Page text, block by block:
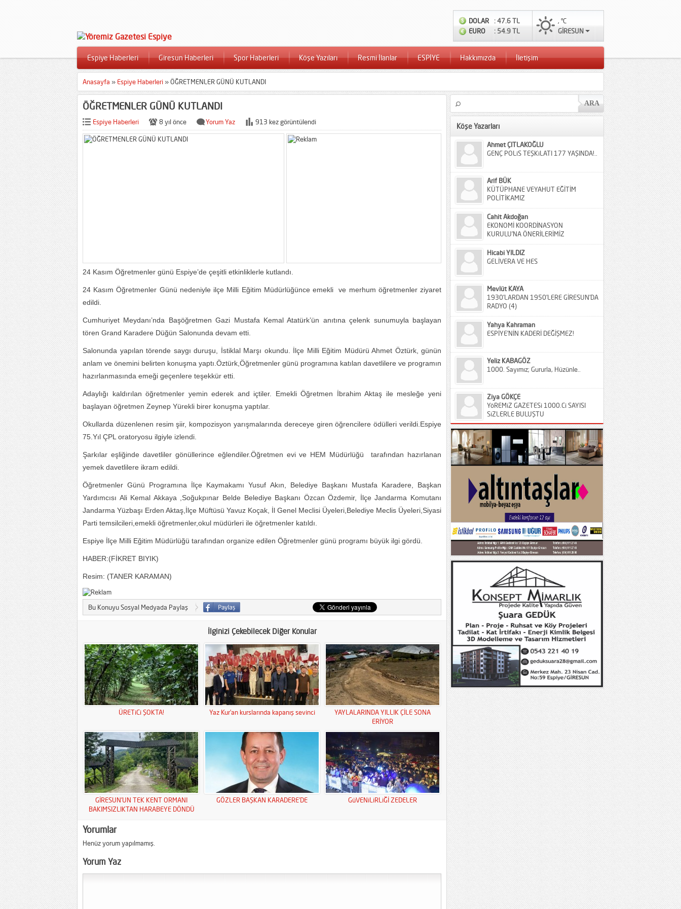
DOLAR
: 47.6 TL
EURO
: 54.9 TL
, °C
GİRESUN
Espiye Haberleri Giresun Haberleri Spor Haberleri Köşe Yazıları Resmi İlanlar ESPİYE Hakkımızda İletişim
Anasayfa » Espiye Haberleri »ÖĞRETMENLER GÜNÜ KUTLANDI
ÖĞRETMENLER GÜNÜ KUTLANDI
Espiye Haberleri 8 yıl önce Yorum Yaz 913 kez görüntülendi
24 Kasım Öğretmenler günü Espiye’de çeşitli etkinliklerle kutlandı.
24 Kasım Öğretmenler Günü nedeniyle ilçe Milli Eğitim Müdürlüğünce emekli ve merhum öğretmenler ziyaret
edildi.
Cumhuriyet Meydanı’nda Başöğretmen Gazi Mustafa Kemal Atatürk’ün anıtına çelenk sunumuyla başlayan
tören Grand Karadere Düğün Salonunda devam etti.
Salonunda yapılan törende saygı duruşu, İstiklal Marşı okundu. İlçe Milli Eğitim Müdürü Ahmet Öztürk, günün
anlam ve önemini belirten konuşma yaptı.Öztürk,Öğretmenler günü programına katılan davetlilere ve programın
hazırlanmasında emeği geçenlere teşekkür etti.
Adaylığı kaldırılan öğretmenler yemin ederek and içtiler. Emekli Öğretmen İbrahim Aktaş ile mesleğe yeni
başlayan öğretmen Zeynep Yürekli birer konuşma yaptılar.
Okullarda düzenlenen resim şiir, kompozisyon yarışmalarında dereceye giren öğrencilere ödülleri verildi.Espiye
75.Yıl ÇPL oratoryosu ilgiyle izlendi.
Şarkılar eşliğinde davetliler gönüllerince eğlendiler.Öğretmen evi ve HEM Müdürlüğü tarafından hazırlanan
yemek davetlilere ikram edildi.
Öğretmenler Günü Programına İlçe Kaymakamı Yusuf Akın, Belediye Başkanı Mustafa Karadere, Başkan
Yardımcısı Ali Kemal Akkaya ,Soğukpınar Belde Belediye Başkanı Özcan Özdemir, İlçe Jandarma Komutanı
Jandarma Yüzbaşı Erden Aktaş,İlçe Müftüsü Yavuz Koçak, İl Genel Meclisi Üyeleri,Belediye Meclis Üyeleri,Siyasi
Parti temsilcileri,emekli öğretmenler,okul müdürleri ile öğretmenler katıldı.
Espiye İlçe Milli Eğitim Müdürlüğü tarafından organize edilen Öğretmenler günü programı büyük ilgi gördü.
HABER:(FİKRET BIYIK)
Resim: (TANER KARAMAN)
Bu Konuyu Sosyal Medyada Paylaş
İlginizi Çekebilecek Diğer Konular
ÜRETiCi ŞOKTA! Yaz Kur’an kurslarında kapanış sevinci
YAYLALARINDA YILLIK ÇİLE SONA
ERİYOR
GİRESUN’UN TEK KENT ORMANI
BAKIMSIZLIKTAN HARABEYE DÖNDÜ
GÖZLER BAŞKAN KARADERE’DE GüVENiLiRLiĞİ ZEDELER
Yorumlar
Henüz yorum yapılmamış.
Yorum Yaz
Köşe Yazarları
Ahmet ÇITLAKOĞLU
GENÇ POLiS TEŞKiLATI 177 YAŞINDA!..
Arif BÜK
KÜTÜPHANE VEYAHUT EĞİTİM
POLİTİKAMIZ
Cahit Akdoğan
EKONOMİ KOORDİNASYON
KURULU’NA ÖNERİLERİMİZ
Hicabi YILDIZ
GELİVERA VE HES
Mevlüt KAYA
1930’LARDAN 1950’LERE GİRESUN’DA
RADYO (4)
Yahya Kahraman
ESPİYE’NİN KADERİ DEĞİŞMEZ!
Yeliz KABAGÖZ
1000. Sayımız; Gururla, Hüzünle..
Ziya GÖKÇE
YöREMiZ GAZETESi 1000.Ci SAYISI
SiZLERLE BULUŞTU